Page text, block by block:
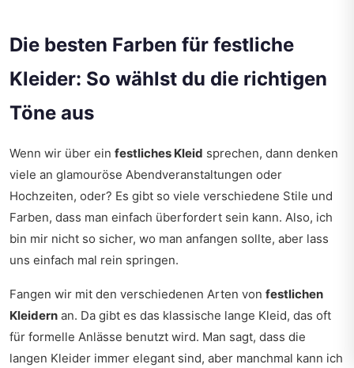
Die besten Farben für festliche
Kleider: So wählst du die richtigen
Töne aus
Wenn wir über ein festliches Kleid sprechen, dann denken
viele an glamouröse Abendveranstaltungen oder
Hochzeiten, oder? Es gibt so viele verschiedene Stile und
Farben, dass man einfach überfordert sein kann. Also, ich
bin mir nicht so sicher, wo man anfangen sollte, aber lass
uns einfach mal rein springen.
Fangen wir mit den verschiedenen Arten von festlichen
Kleidern an. Da gibt es das klassische lange Kleid, das oft
für formelle Anlässe benutzt wird. Man sagt, dass die
langen Kleider immer elegant sind, aber manchmal kann ich